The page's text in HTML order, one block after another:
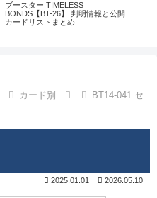
ブースター TIMELESS
BONDS【BT-26】 判明情報と公開
カードリストまとめ
カード別
BT14-041 セ
2025.01.01 2026.05.10